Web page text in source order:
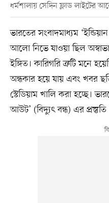
ধর্মশালায় সেদিন ফ্লাড লাইটের
ভারতের সংবাদমাধ্যম
আলো নিভে যাওয়া ছিল
ইঙ্গিত। কারিগরি ত্রুটি মনে
অন্ধকার হয়ে যায় এবং খবর
স্টেডিয়াম খালি করা হচ্ছে।
আউট’ (বিদ্যুৎ বন্ধ) এর